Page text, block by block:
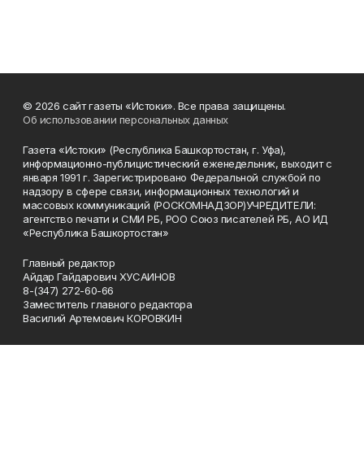
© 2026 сайт газеты «Истоки». Все права защищены.
Об использовании персональных данных
Газета «Истоки» (Республика Башкортостан, г. Уфа),
информационно-публицистический еженедельник, выходит с
января 1991 г. Зарегистрировано Федеральной службой по
надзору в сфере связи, информационных технологий и
массовых коммуникаций (РОСКОМНАДЗОР)УЧРЕДИТЕЛИ:
агентство печати и СМИ РБ, РОО Союз писателей РБ, АО ИД
«Республика Башкортостан»
Главный редактор
Айдар Гайдарович ХУСАИНОВ
8-(347) 272-60-66
Заместитель главного редактора
Василий Артемович КОРОВКИН
Телефон